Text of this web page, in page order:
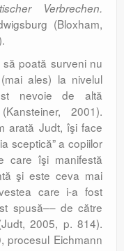
Verbrechen.
(Bloxham,
poată surveni nu
ales) la nivelul
nevoie de altă
2001).
arată Judt, îşi face
sceptică” a copiilor
care îşi manifestă
şi este ceva mai
care i-a fost
spusă–– de către
2005, p. 814).
procesul Eichmann